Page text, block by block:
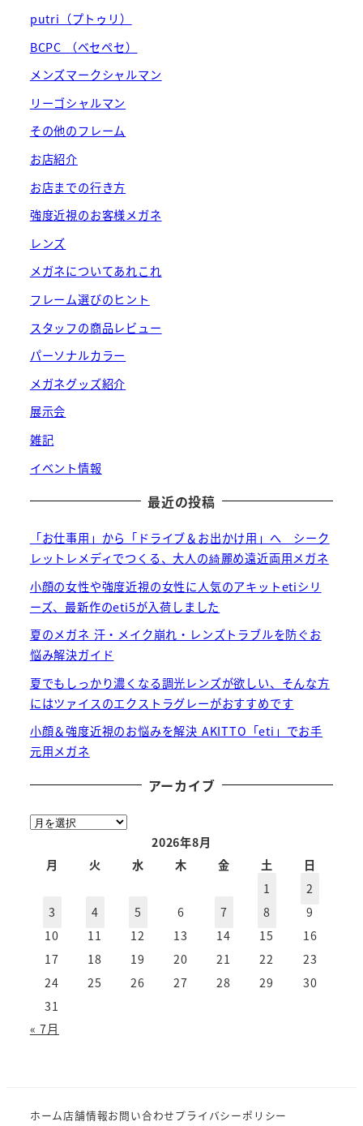
putri（プトゥリ）
BCPC （ベセペセ）
メンズマークシャルマン
リーゴシャルマン
その他のフレーム
お店紹介
お店までの行き方
強度近視のお客様メガネ
レンズ
メガネについてあれこれ
フレーム選びのヒント
スタッフの商品レビュー
パーソナルカラー
メガネグッズ紹介
展示会
雑記
イベント情報
最近の投稿
「お仕事用」から「ドライブ＆お出かけ用」へ シーク
レットレメディでつくる、大人の綺麗め遠近両用メガネ
小顔の女性や強度近視の女性に人気のアキットetiシリ
ーズ、最新作のeti5が入荷しました
夏のメガネ 汗・メイク崩れ・レンズトラブルを防ぐお
悩み解決ガイド
夏でもしっかり濃くなる調光レンズが欲しい、そんな方
にはツァイスのエクストラグレーがおすすめです
小顔＆強度近視のお悩みを解決 AKITTO「eti」でお手
元用メガネ
アーカイブ
ア
2026年8月
月
火 水 木 金 土
日
1
2
3
4 5 6 7 8
9
10
11 12 13 14 15
16
17
18 19 20 21 22
23
24
25 26 27 28 29
30
31
« 7月
ホーム店舗情報お問い合わせプライバシーポリシー